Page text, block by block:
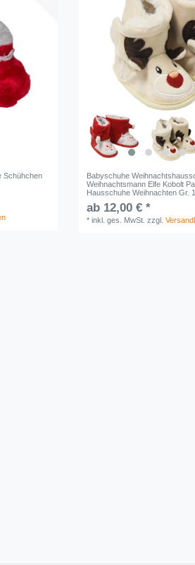
Schühchen
Babyschuhe
Weihnachtsmann Elfe Kobolt
Hausschuhe Weihnachten Gr.
ab 12,00 € *
*inkl. ges. MwSt. zzgl.